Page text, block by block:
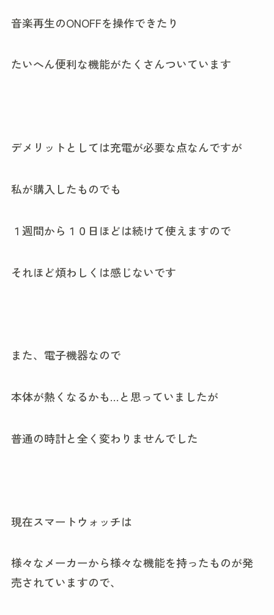
音楽再生のONOFFを操作できたり
たいへん便利な機能がたくさんついています
デメリットとしては充電が必要な点なんですが
私が購入したものでも
１週間から１０日ほどは続けて使えますので
それほど煩わしくは感じないです
また、電子機器なので
本体が熱くなるかも…と思っていましたが
普通の時計と全く変わりませんでした
現在スマートウォッチは
様々なメーカーから様々な機能を持ったものが発
売されていますので、